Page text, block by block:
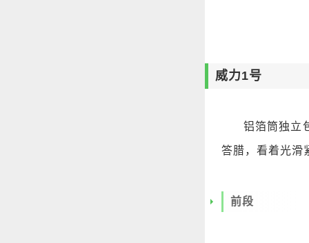
威力1号
铝箔筒独立
答腊，看着光滑
前段